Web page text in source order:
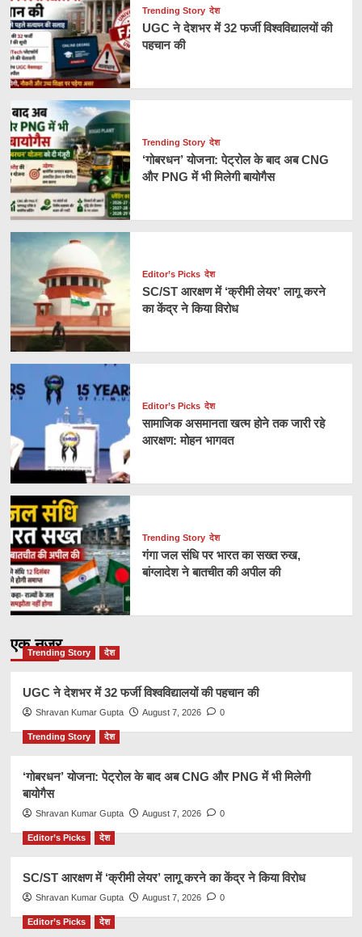
Trending Story देश
UGC ने देशभर में 32 फर्जी विश्वविद्यालयों की
पहचान की
Trending Story देश
‘गोबरधन’ योजना: पेट्रोल के बाद अब CNG
और PNG में भी मिलेगी बायोगैस
Editor’s Picks देश
SC/ST आरक्षण में ‘क्रीमी लेयर’ लागू करने
का केंद्र ने किया विरोध
Editor’s Picks देश
सामाजिक असमानता खत्म होने तक जारी रहे
आरक्षण: मोहन भागवत
Trending Story देश
गंगा जल संधि पर भारत का सख्त रुख,
बांग्लादेश ने बातचीत की अपील की
एक नज़र
Trending Story देश
UGC ने देशभर में 32 फर्जी विश्वविद्यालयों की पहचान की
Shravan Kumar Gupta August 7, 2026 0
Trending Story देश
‘गोबरधन’ योजना: पेट्रोल के बाद अब CNG और PNG में भी मिलेगी
बायोगैस
Shravan Kumar Gupta August 7, 2026 0
Editor’s Picks देश
SC/ST आरक्षण में ‘क्रीमी लेयर’ लागू करने का केंद्र ने किया विरोध
Shravan Kumar Gupta August 7, 2026 0
Editor’s Picks देश